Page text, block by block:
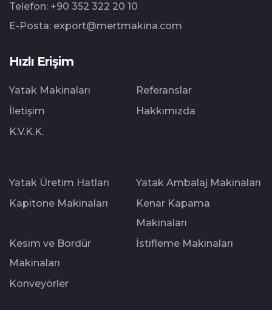
Telefon: +90 352 322 20 10
E-Posta: export@mertmakina.com
Hızlı Erişim
Yatak Makinaları
Referanslar
İletişim
Hakkımızda
K.V.K.K.
Yatak Üretim Hatları
Yatak Ambalaj Makinaları
Kapitone Makinaları
Kenar Kapama
Makinaları
Kesim ve Bordür
Makinaları
İstifleme Makinaları
Konveyörler